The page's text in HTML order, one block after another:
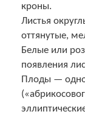
кроны.
Листья
оттянутые,
Белые или
появления
Плоды —